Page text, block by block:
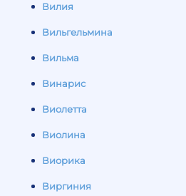
Вилия
Вильгельмина
Вильма
Винарис
Виолетта
Виолина
Виорика
Виргиния